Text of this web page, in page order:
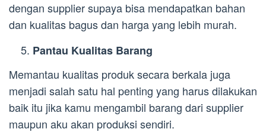
dengan supplier supaya bisa mendapatkan bahan
dan kualitas bagus dan harga yang lebih murah.
Pantau Kualitas Barang
Memantau kualitas produk secara berkala juga
menjadi salah satu hal penting yang harus dilakukan
baik itu jika kamu mengambil barang dari supplier
maupun aku akan produksi sendiri.